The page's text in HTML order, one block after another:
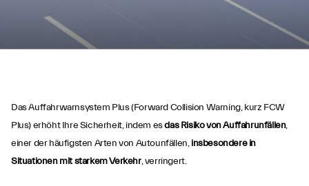
Das Auffahrwarnsystem Plus (Forward Collision Warning, kurz FCW
Plus) erhöht Ihre Sicherheit, indem esdas Risiko von Auffahrunfällen,
einer der häufigsten Arten von Autounfällen,insbesondere in
Situationen mit starkem Verkehr, verringert.